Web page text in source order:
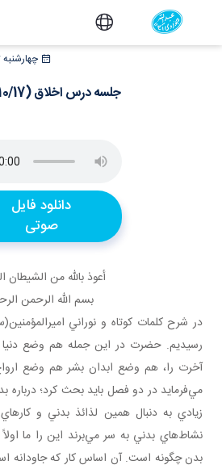
جلسه درس اخلاق (1404/10/17) - دفتر چهارشنبه 17 دی 1404
جلسه درس اخلاق (1404/10/17)
دانلود فایل
صوتی
أعوذ بالله من الشيطان
بسم الله الرحمن
رسيديم. حضرت در اين جمله هم وضع
آخرت را، هم وضع ابدان بشر هم وضع
مي‌فرمايد در دو فصل بايد بحث کرد؛
زيادي به دنبال همين لذائذ بدني و
نشاط‌هاي بدني به سر مي‌برند اين را ما
بدن چگونه است. آن اساس کار که جاودانه